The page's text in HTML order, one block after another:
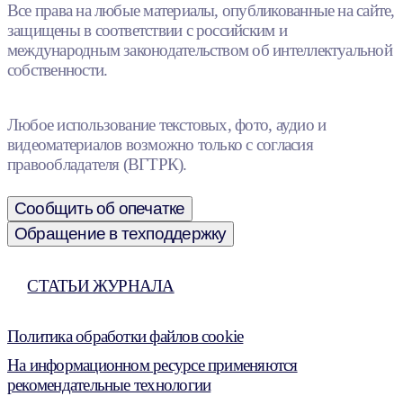
Все права на любые материалы, опубликованные на сайте,
защищены в соответствии с российским и
международным законодательством об интеллектуальной
собственности.
Любое использование текстовых, фото, аудио и
видеоматериалов возможно только с согласия
правообладателя (ВГТРК).
Сообщить об опечатке
Обращение в техподдержку
СТАТЬИ ЖУРНАЛА
Политика обработки файлов cookie
На информационном ресурсе применяются
рекомендательные технологии